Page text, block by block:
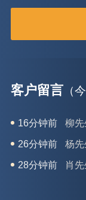
客户留言 （
26分钟前 杨先
28分钟前 肖先
31分钟前 马女